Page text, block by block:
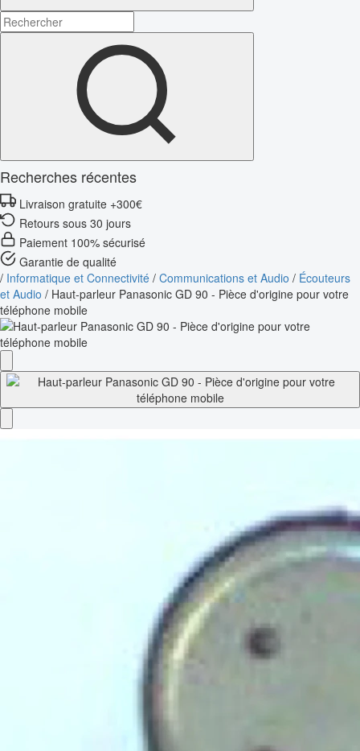
Recherches récentes
Livraison gratuite +300€
Retours sous 30 jours
Paiement 100% sécurisé
Garantie de qualité
/ Informatique et Connectivité / Communications et Audio / Écouteurs
et Audio / Haut-parleur Panasonic GD 90 - Pièce d'origine pour votre
téléphone mobile